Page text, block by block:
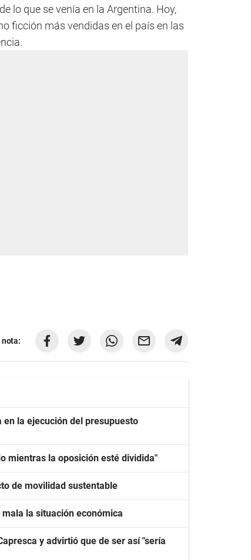
lo que se venía en la Argentina. Hoy,
ficción más vendidas en el país en las
nota:
en la ejecución del presupuesto
mientras la oposición esté dividida"
de movilidad sustentable
la situación económica
y advirtió que de ser así "sería